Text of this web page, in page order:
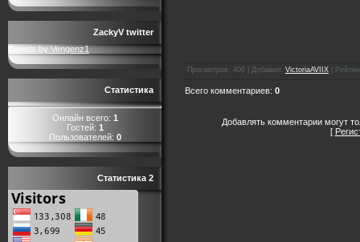
ZackyV twitter
Tweets by Vengenz1
Статистика
Онлайн всего: 1
Гостей: 1
Пользователей: 0
Статистика 2
Просмотров : 406 Добавил: VictoriaAVIIX
Всего комментариев: 0
Добавлять комментарии могут
[